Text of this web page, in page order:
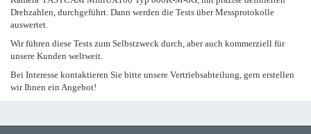
Drehzahlen, durchgeführt. Dann werden die Tests über Messprotokolle
auswertet.
Wir führen diese Tests zum Selbstzweck durch, aber auch kommerziell für
unsere Kunden weltweit.
Bei Interesse kontaktieren Sie bitte unsere Vertriebsabteilung, gern erstellen
wir Ihnen ein Angebot!